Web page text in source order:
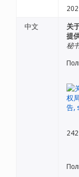
中文
关
提
秘